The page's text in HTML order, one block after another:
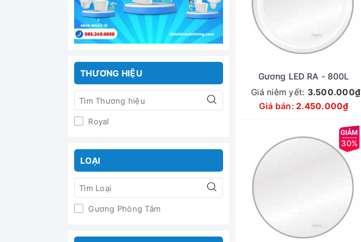
THƯƠNG HIỆU
Royal
LOẠI
Gương Phòng Tắm
Gương LED RA - 800L
Giá niêm yết: 3.500.000₫
Giá bán: 2.450.000₫
30%